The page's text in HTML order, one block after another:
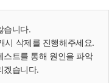
습니다.
시 삭제를 진행해주세요.
스트를 통해 원인을 파악
겠습니다.